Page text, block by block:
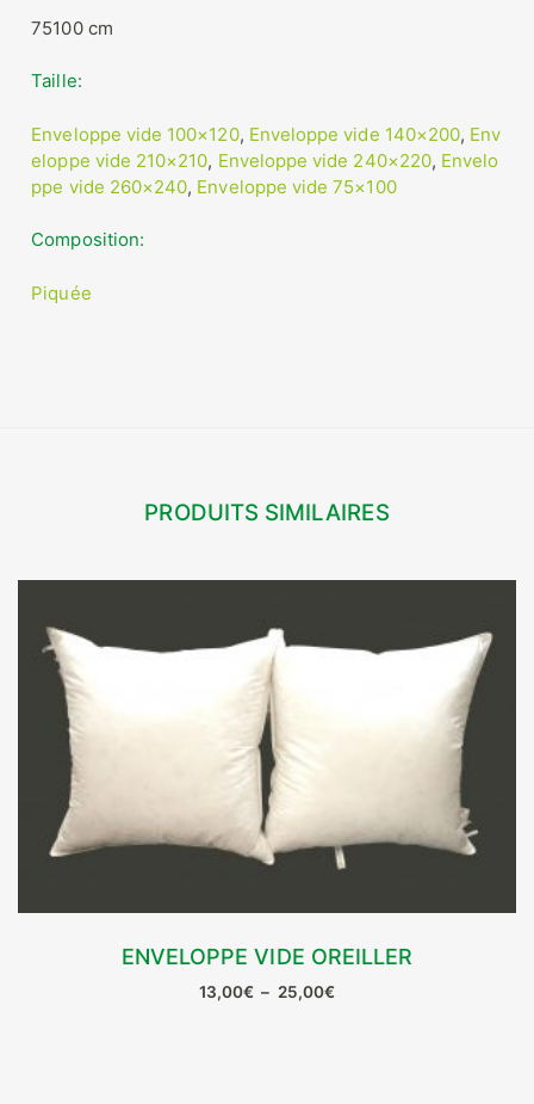
75100 cm
Taille
Enveloppe vide 100×120, Enveloppe vide 140×200, Env
eloppe vide 210×210, Enveloppe vide 240×220, Envelo
ppe vide 260×240, Enveloppe vide 75×100
Composition
Piquée
PRODUITS SIMILAIRES
ENVELOPPE VIDE OREILLER
13,00€ – 25,00€Plage
CHOIX DES OPTIONS